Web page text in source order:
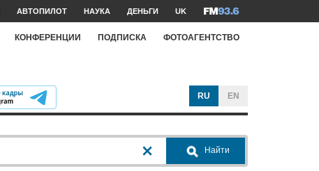
АВТОПИЛОТ НАУКА ДЕНЬГИ UK
КОНФЕРЕНЦИИ ПОДПИСКА ФОТОАГЕНТСТВО
RU EN
Найти